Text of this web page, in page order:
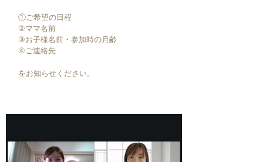
①ご希望の日程
②ママ名前
③お子様名前・参加時の月齢
④ご連絡先
をお知らせください。